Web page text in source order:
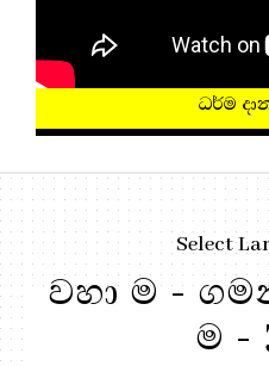
ධර්ම
Select
වහා ම -
ම -